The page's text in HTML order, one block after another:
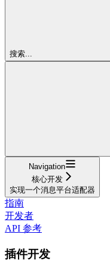
搜索...
Navigation
核心开发
实现一个消息平台适配器
指南
开发者
API 参考
插件开发